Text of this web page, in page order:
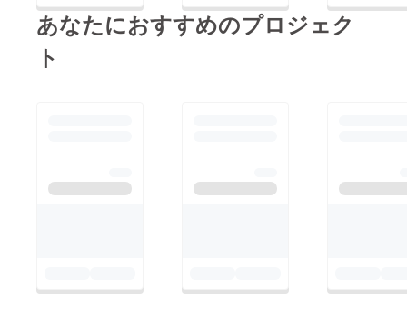
あなたにおすすめのプロジェク
ト